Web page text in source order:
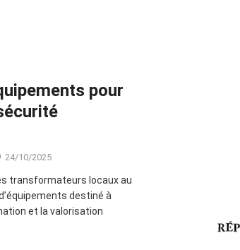
pour
24/10/2025
transformateurs locaux au
destiné à
et la valorisation